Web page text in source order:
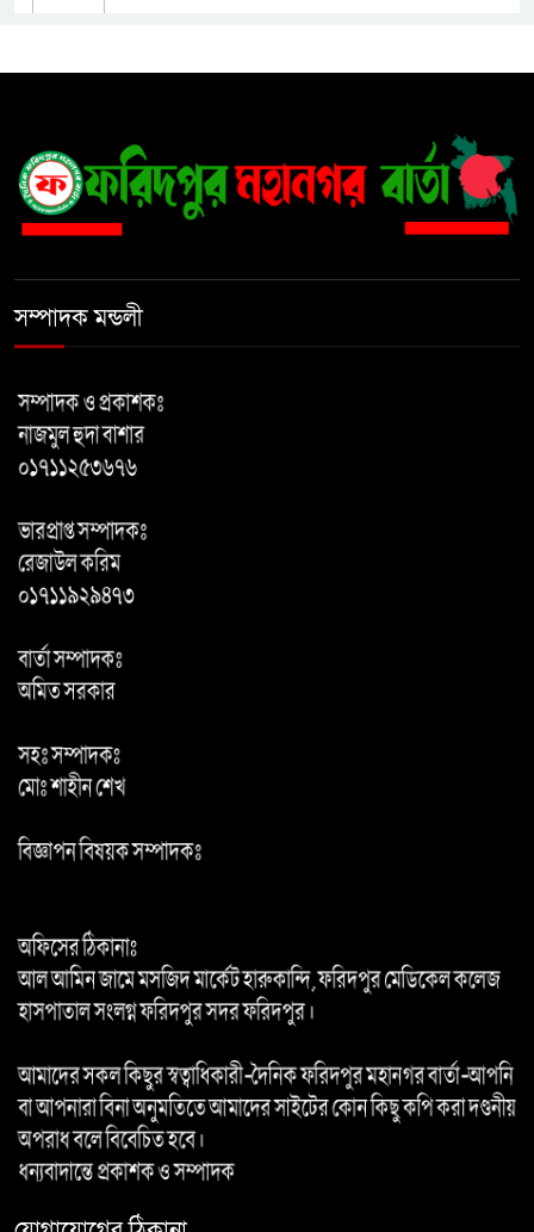
ফরিদপুর পৌর সুপার মার্কেট এলাকায়
অবৈধ স্থাপনা উচ্ছেদ, অভিযান
সদরপুরে মোটরসাইকেল অটোরিকশা
কাছে স্মারকলিপি
‘প্রাইভেট বাণিজ্য’, অবহেলায় বঞ্চিত কোমলমতি শিশুরা
সম্পাদক মন্ডলী